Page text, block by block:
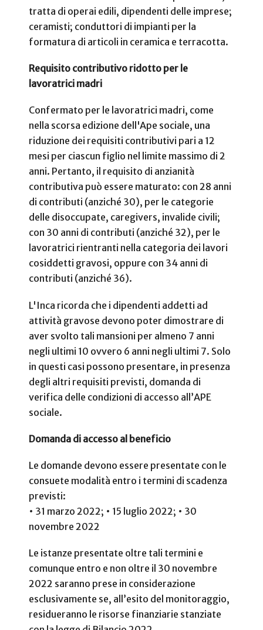
tratta di operai edili, dipendenti delle imprese;
ceramisti; conduttori di impianti per la
formatura di articoli in ceramica e terracotta.
Requisito contributivo ridotto per le
lavoratrici madri
Confermato per le lavoratrici madri, come
nella scorsa edizione dell'Ape sociale, una
riduzione dei requisiti contributivi pari a 12
mesi per ciascun figlio nel limite massimo di 2
anni. Pertanto, il requisito di anzianità
contributiva può essere maturato: con 28 anni
di contributi (anziché 30), per le categorie
delle disoccupate, caregivers, invalide civili;
con 30 anni di contributi (anziché 32), per le
lavoratrici rientranti nella categoria dei lavori
cosiddetti gravosi, oppure con 34 anni di
contributi (anziché 36).
L'Inca ricorda che i dipendenti addetti ad
attività gravose devono poter dimostrare di
aver svolto tali mansioni per almeno 7 anni
negli ultimi 10 ovvero 6 anni negli ultimi 7. Solo
in questi casi possono presentare, in presenza
degli altri requisiti previsti, domanda di
verifica delle condizioni di accesso all’APE
sociale.
Domanda di accesso al beneficio
Le domande devono essere presentate con le
consuete modalità entro i termini di scadenza
previsti:
• 31 marzo 2022; • 15 luglio 2022; • 30
novembre 2022
Le istanze presentate oltre tali termini e
comunque entro e non oltre il 30 novembre
2022 saranno prese in considerazione
esclusivamente se, all’esito del monitoraggio,
residueranno le risorse finanziarie stanziate